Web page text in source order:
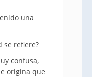
una
se refiere?
confusa,
origina que